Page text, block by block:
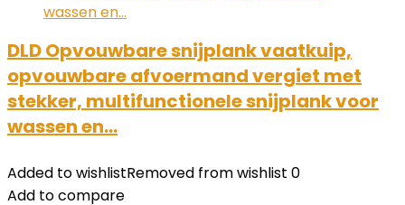
DLD Opvouwbare snijplank vaatkuip,
opvouwbare afvoermand vergiet met
stekker, multifunctionele snijplank voor
wassen en…
Added to wishlistRemoved from wishlist 0
Add to compare